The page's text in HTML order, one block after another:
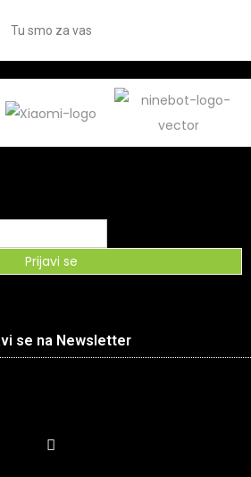
Tu smo za vas
Prijavi se
se na Newsletter